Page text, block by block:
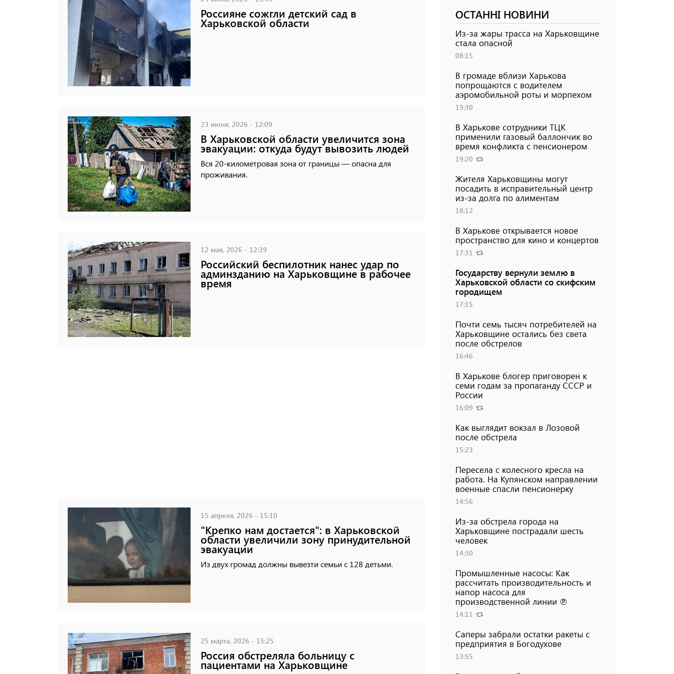
Россияне сожгли детский сад в
Харьковской области
23 июня, 2026 - 12:09
В Харьковской области увеличится зона
эвакуации: откуда будут вывозить людей
Вся 20-километровая зона от границы — опасна для
проживания.
12 мая, 2026 - 12:39
Российский беспилотник нанес удар по
админзданию на Харьковщине в рабочее
время
15 апреля, 2026 - 15:10
"Крепко нам достается": в Харьковской
области увеличили зону принудительной
эвакуации
Из двух громад должны вывезти семьи с 128 детьми.
25 марта, 2026 - 15:25
Россия обстреляла больницу с
пациентами на Харьковщине
ОСТАННІ НОВИНИ
Из-за жары трасса на Харьковщине
стала опасной
08:15
В громаде вблизи Харькова
попрощаются с водителем
аэромобильной роты и морпехом
19:30
В Харькове сотрудники ТЦК
применили газовый баллончик во
время конфликта с пенсионером
19:20
Жителя Харьковщины могут
посадить в исправительный центр
из-за долга по алиментам
18:12
В Харькове открывается новое
пространство для кино и концертов
17:31
Государству вернули землю в
Харьковской области со скифским
городищем
17:15
Почти семь тысяч потребителей на
Харьковщине остались без света
после обстрелов
16:46
В Харькове блогер приговорен к
семи годам за пропаганду СССР и
России
16:09
Как выглядит вокзал в Лозовой
после обстрела
15:23
Пересела с колесного кресла на
работа. На Купянском направлении
военные спасли пенсионерку
14:56
Из-за обстрела города на
Харьковщине пострадали шесть
человек
14:30
Промышленные насосы: Как
рассчитать производительность и
напор насоса для
производственной линии ℗
14:11
Саперы забрали остатки ракеты с
предприятия в Богодухове
13:55